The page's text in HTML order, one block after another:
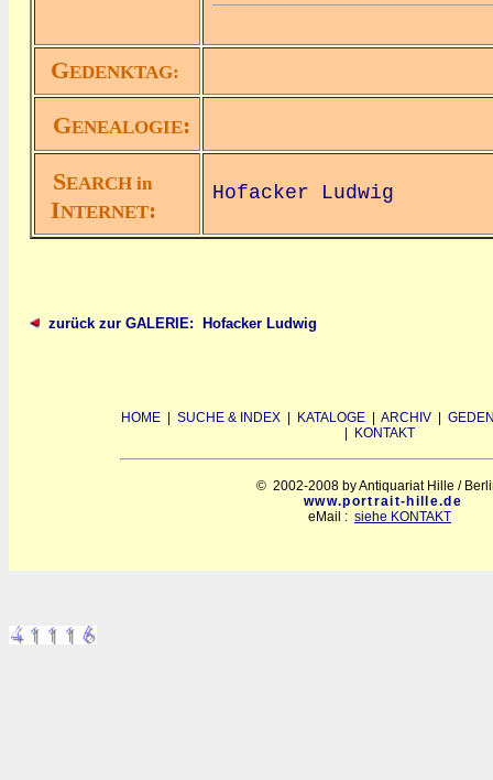
GEDENKTAG:
GENEALOGIE:
SEARCH in
INTERNET:
Hofacker Ludwig
zurück zur GALERIE: Hofacker Ludwig
HOME SUCHE & INDEX KATALOGE ARCHIV
KONTAKT
© 2002-2008 by Antiquariat Hille /
www.portrait-hille.de
eMail : siehe KONTAKT